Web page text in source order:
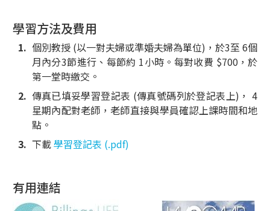
學習方法及費用
個別教授 (以一對夫婦或準婚夫婦為單位)，於3至 6個
月內分3節進行、每節約 1小時。每對收費 $700，於
第一堂時繳交。
傳真已填妥學習登記表 (傳真號碼列於登記表上)， 4
星期內配對老師，老師直接與學員確認上課時間和地
點。
下載學習登記表 (.pdf)
有用連結